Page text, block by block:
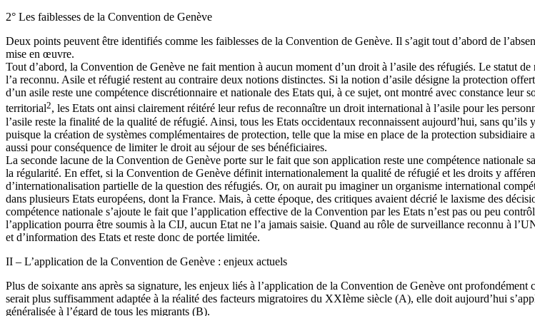
2° Les faiblesses de la Convention de Genève
Deux points peuvent être identifiés comme les faiblesses de la Convention de Genève. Il s’agit tout d’abord de
mise en œuvre.
Tout d’abord, la Convention de Genève ne fait mention à aucun moment d’un droit à l’asile des réfugiés. Le statut
l’a reconnu. Asile et réfugié restent au contraire deux notions distinctes. Si la notion d’asile désigne la protection
d’un asile reste une compétence discrétionnaire et nationale des Etats qui, à ce sujet, ont montré avec constance
territorial2, les Etats ont ainsi clairement réitéré leur refus de reconnaître un droit international à l’asile pour les
l’asile reste la finalité de la qualité de réfugié. Ainsi, tous les Etats occidentaux reconnaissent aujourd’hui, sans
puisque la création de systèmes complémentaires de protection, telle que la mise en place de la protection
aussi pour conséquence de limiter le droit au séjour de ses bénéficiaires.
La seconde lacune de la Convention de Genève porte sur le fait que son application reste une compétence nationale
la régularité. En effet, si la Convention de Genève définit internationalement la qualité de réfugié et les droits y
d’internationalisation partielle de la question des réfugiés. Or, on aurait pu imaginer un organisme international
dans plusieurs Etats européens, dont la France. Mais, à cette époque, des critiques avaient décrié le laxisme des
compétence nationale s’ajoute le fait que l’application effective de la Convention par les Etats n’est pas ou peu
l’application pourra être soumis à la CIJ, aucun Etat ne l’a jamais saisie. Quand au rôle de surveillance reconnu à
et d’information des Etats et reste donc de portée limitée.
II – L’application de la Convention de Genève : enjeux actuels
Plus de soixante ans après sa signature, les enjeux liés à l’application de la Convention de Genève ont
serait plus suffisamment adaptée à la réalité des facteurs migratoires du XXIème siècle (A), elle doit aujourd’hui
généralisée à l’égard de tous les migrants (B).